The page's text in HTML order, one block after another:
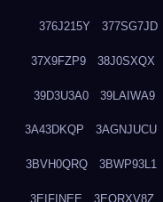
376J215Y 377SG7JD
37X9FZP9 38J0SXQX
39D3U3A0 39LAIWA9
3A43DKQP 3AGNJUCU
3BVH0QRQ 3BWP93L1
3EIFINEE 3EORXV8Z